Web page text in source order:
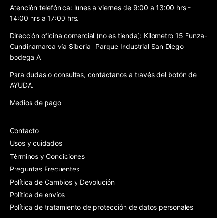
Atención telefónica: lunes a viernes de 9:00 a 13:00 hrs -
14:00 hrs a 17:00 hrs.
Dirección oficina comercial (no es tienda): Kilometro 15 Funza-
Cundinamarca vía Siberia- Parque Industrial San Diego
bodega A
Para dudas o consultas, contáctanos a través del botón de
AYUDA.
Medios de pago
Contacto
Usos y cuidados
Términos y Condiciones
Preguntas Frecuentes
Política de Cambios y Devolución
Política de envíos
Política de tratamiento de protección de datos personales